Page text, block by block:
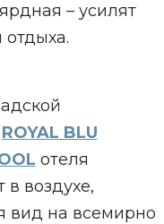
– усилят
ROYAL BLU
отеля
в воздухе,
вид на всемирно